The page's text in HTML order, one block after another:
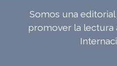
Somos una
promover la lectura